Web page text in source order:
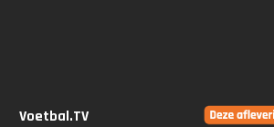
Voetbal.TV